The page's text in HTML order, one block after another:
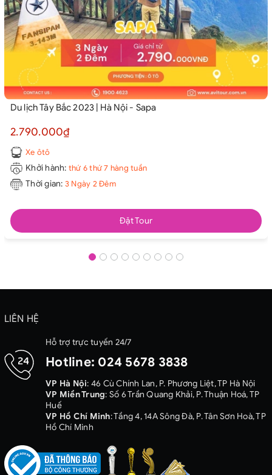
Du lịch Tây Bắc 2023 | Hà Nội - Sapa
2.790.000₫
Xe ôtô
Khởi hành: thứ 6 thứ 7 hàng tuần
Thời gian: 3 Ngày 2 Đêm
Đặt Tour
LIÊN HỆ
Hỗ trợ trực tuyến 24/7
Hotline: 024 5678 3838
VP Hà Nội: 46 Cù Chính Lan, P. Phương Liệt, TP Hà Nội
VP Miền Trung: Số 6 Trần Quang Khải, P. Thuận Hoá, TP
Huế
VP Hồ Chí Minh: Tầng 4, 14A Sông Đà, P. Tân Sơn Hoà, TP
Hồ Chí Minh